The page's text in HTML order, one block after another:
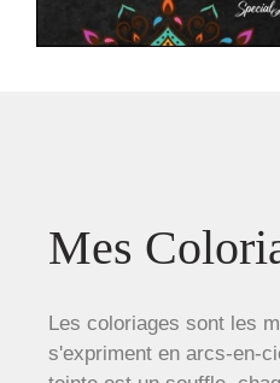
Mes
Les coloriages sont les
s'expriment en arcs-en-